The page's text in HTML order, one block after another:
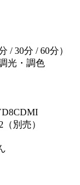
/ 30分 / 60分）
光・調色
別売）